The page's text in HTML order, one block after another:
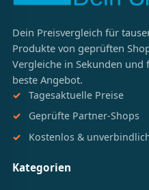
Dein Preisvergleich für
Produkte von geprüften
Vergleiche in Sekunden und
beste Angebot.
Tagesaktuelle Preise
Geprüfte Partner-Shops
Kostenlos &
Kategorien